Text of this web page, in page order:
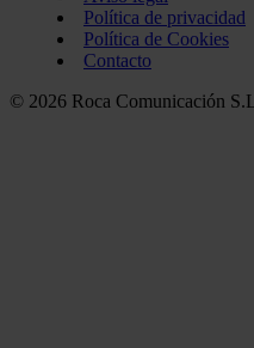
Política de privacidad
Política de Cookies
Contacto
© 2026 Roca Comunicación